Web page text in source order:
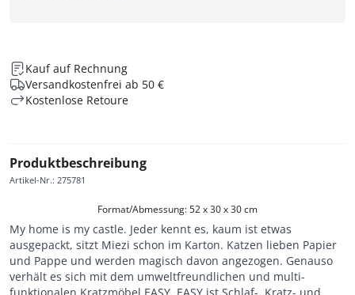
Kauf auf Rechnung
Versandkostenfrei ab 50 €
Kostenlose Retoure
Produktbeschreibung
Artikel-Nr.: 275781
Format/Abmessung: 52 x 30 x 30 cm
My home is my castle. Jeder kennt es, kaum ist etwas
ausgepackt, sitzt Miezi schon im Karton. Katzen lieben Papier
und Pappe und werden magisch davon angezogen. Genauso
verhält es sich mit dem umweltfreundlichen und multi-